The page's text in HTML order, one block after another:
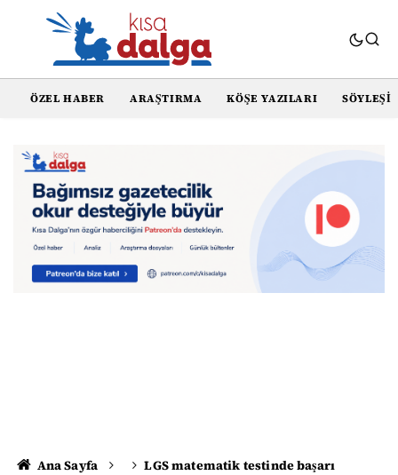
ÖZEL HABER ARAŞTIRMA KÖŞE YAZILARI SÖYLEŞI
Ana Sayfa
LGS matematik testinde başarı